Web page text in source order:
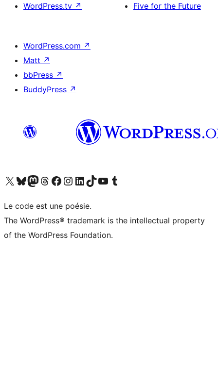
WordPress.tv ↗
Five for the Future
WordPress.com ↗
Matt ↗
bbPress ↗
BuddyPress ↗
Visit our X (formerly Twitter) account
Visitez notre compte Bluesky
Visit our Mastodon account
Visitez notre compte Threads
Visit our Facebook page
Visit our Instagram account
Visit our LinkedIn account
Visitez notre compte TikTok
Visit our YouTube channel
Visitez notre compte Tumblr
Le code est une poésie.
The WordPress® trademark is the intellectual property
of the WordPress Foundation.